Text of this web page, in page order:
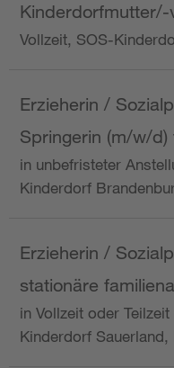
Kinderdorfmutter/-
Vollzeit, SOS-
Erzieherin /
Springerin (m/w/
in unbefristeter
Kinderdorf
Erzieherin /
stationäre
in Vollzeit oder
Kinderdorf Sauerland,